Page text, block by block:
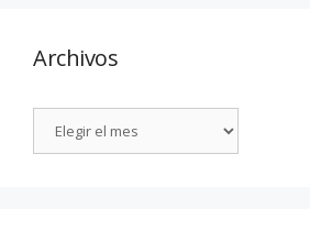
Archivos